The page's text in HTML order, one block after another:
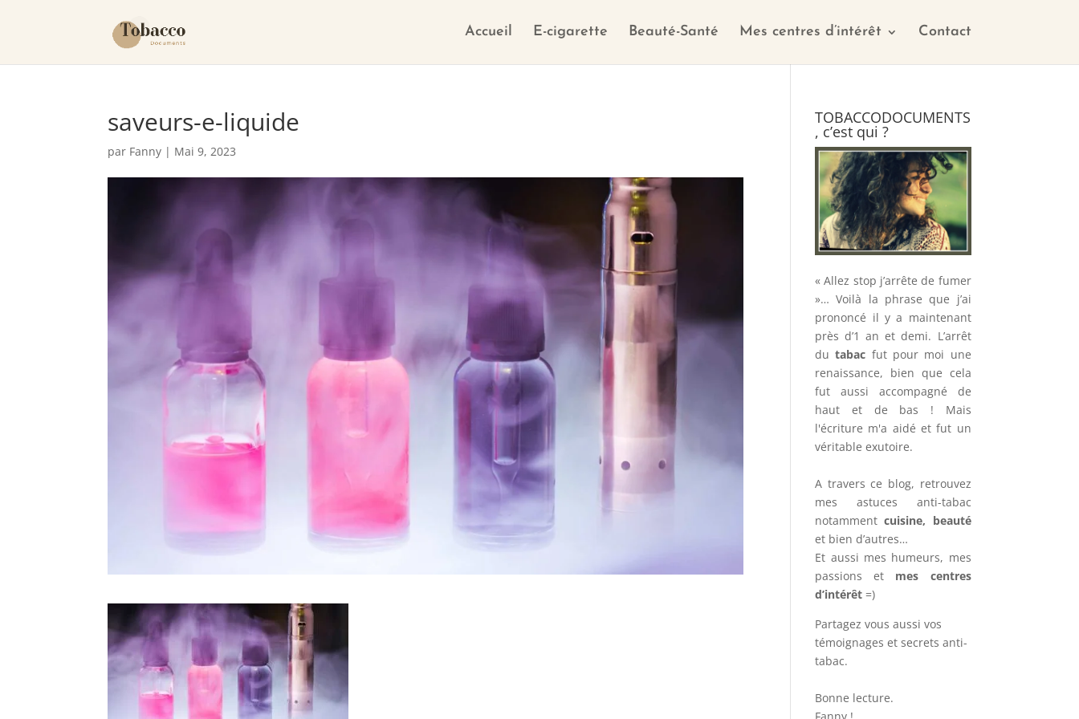
Accueil E-cigarette Beauté-Santé Mes centres d’intérêt Contact
saveurs-e-liquide
par Fanny | Mai 9, 2023
TOBACCODOCUMENTS
, c’est qui ?
« Allez stop j’arrête de fumer
»… Voilà la phrase que j’ai
prononcé il y a maintenant
près d’1 an et demi. L’arrêt
dutabac fut pour moi une
renaissance, bien que cela
fut aussi accompagné de
haut et de bas ! Mais
l'écriture m'a aidé et fut un
véritable exutoire.
A travers ce blog, retrouvez
mes astuces anti-tabac
notammentcuisine, beauté
et bien d’autres…
Et aussi mes humeurs, mes
passions et mes centres
d’intérêt =)
Partagez vous aussi vos
témoignages et secrets anti-
tabac.
Bonne lecture.